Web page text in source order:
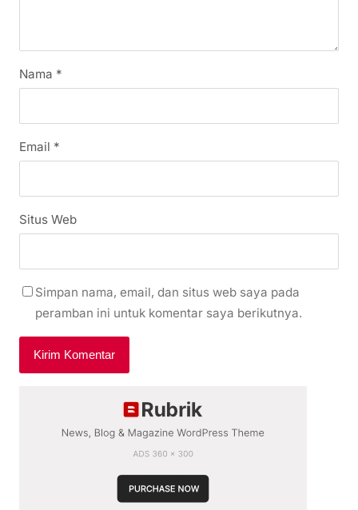
Nama *
Email *
Situs Web
Simpan nama, email, dan situs web saya pada
peramban ini untuk komentar saya berikutnya.